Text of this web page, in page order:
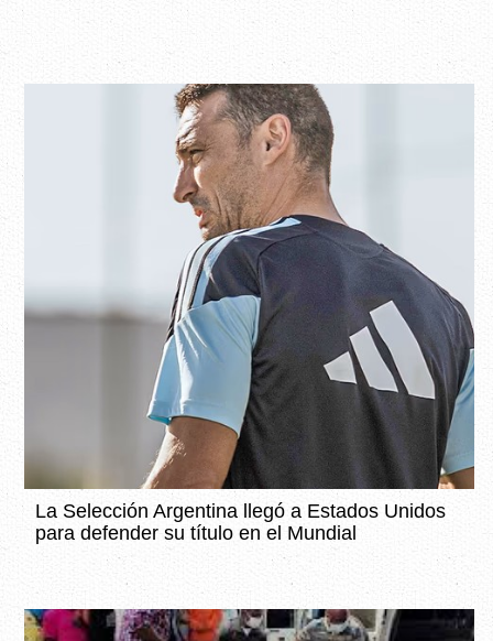
La Selección Argentina llegó a Estados Unidos
para defender su título en el Mundial